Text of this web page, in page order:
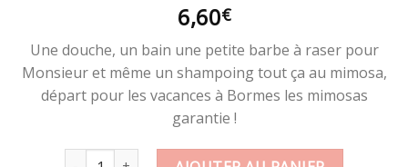
6,60€
Une douche, un bain une petite barbe à raser pour
Monsieur et même un shampoing tout ça au mimosa,
départ pour les vacances à Bormes les mimosas
garantie !
quantité de GELATO Chantilly de douche 100 g parfum